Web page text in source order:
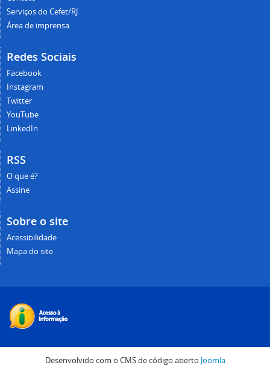
Serviços do Cefet/RJ
Área de imprensa
Redes Sociais
Facebook
Instagram
Twitter
YouTube
LinkedIn
RSS
O que é?
Assine
Sobre o site
Acessibilidade
Mapa do site
Desenvolvido com o CMS de código aberto Joomla